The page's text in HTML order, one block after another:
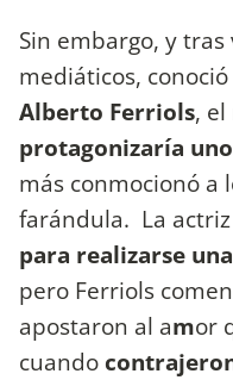
Sin embargo, y
mediáticos,
Alberto Ferriols,
protagonizaría
más conmocionó a
farándula. La actriz
para realizarse
pero Ferriols
apostaron al amor
cuando